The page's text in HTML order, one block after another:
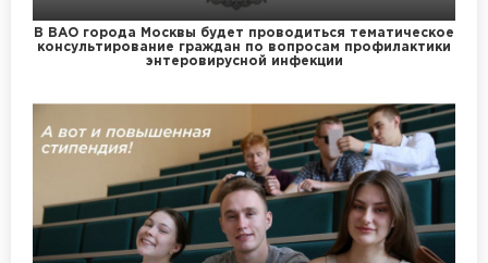
В ВАО города Москвы будет проводиться тематическое
консультирование граждан по вопросам профилактики
энтеровирусной инфекции